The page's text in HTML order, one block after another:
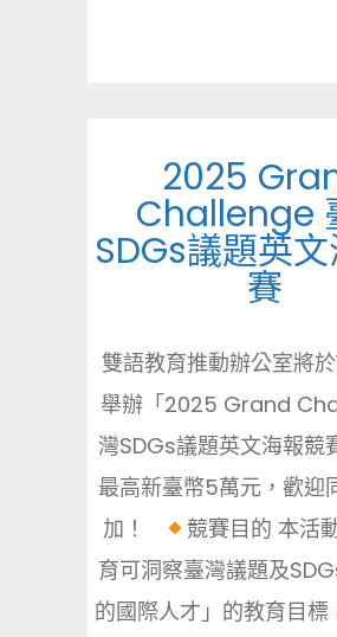
2025
Challenge
SDGs議題英
賽
雙語教育推動辦公室將
舉辦「2025 Grand
灣SDGs議題英文海報競
最高新臺幣5萬元，歡迎
加！
競賽目的 本活
育可洞察臺灣議題及
的國際人才」的教育目標